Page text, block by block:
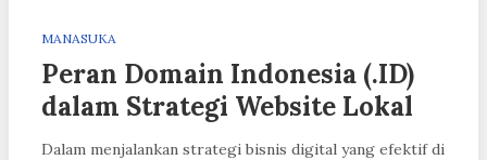
MANASUKA
Peran Domain Indonesia (.ID)
dalam Strategi Website Lokal
Dalam menjalankan strategi bisnis digital yang efektif di